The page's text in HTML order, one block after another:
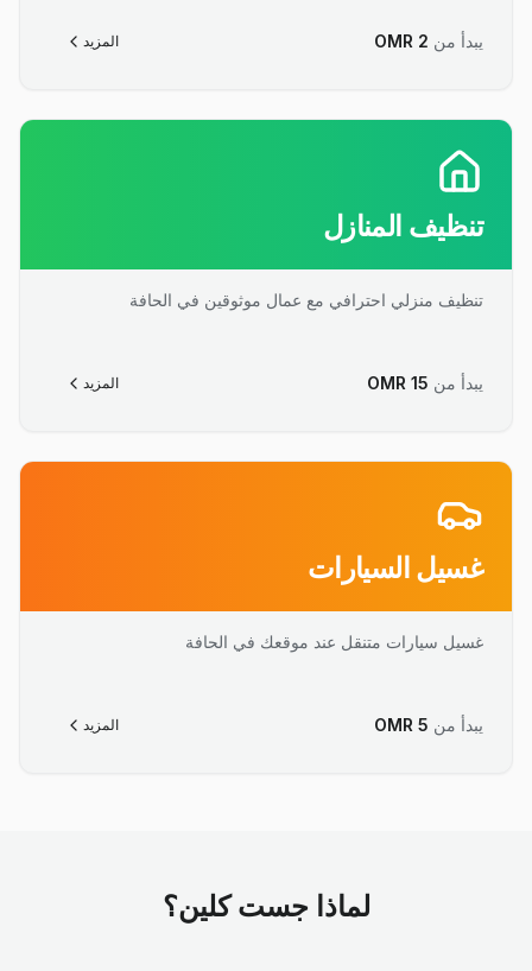
يبدأ من OMR 2 المزيد
تنظيف المنازل
تنظيف منزلي احترافي مع عمال موثوقين في الحافة
يبدأ من OMR 15 المزيد
غسيل السيارات
غسيل سيارات متنقل عند موقعك في الحافة
يبدأ من OMR 5 المزيد
لماذا جست كلين؟